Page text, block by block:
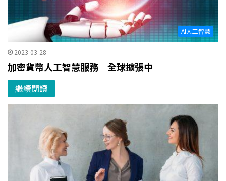
AI人工智慧
2023-03-28
加密貨幣人工智慧服務 全球擴張中
繼續閱讀